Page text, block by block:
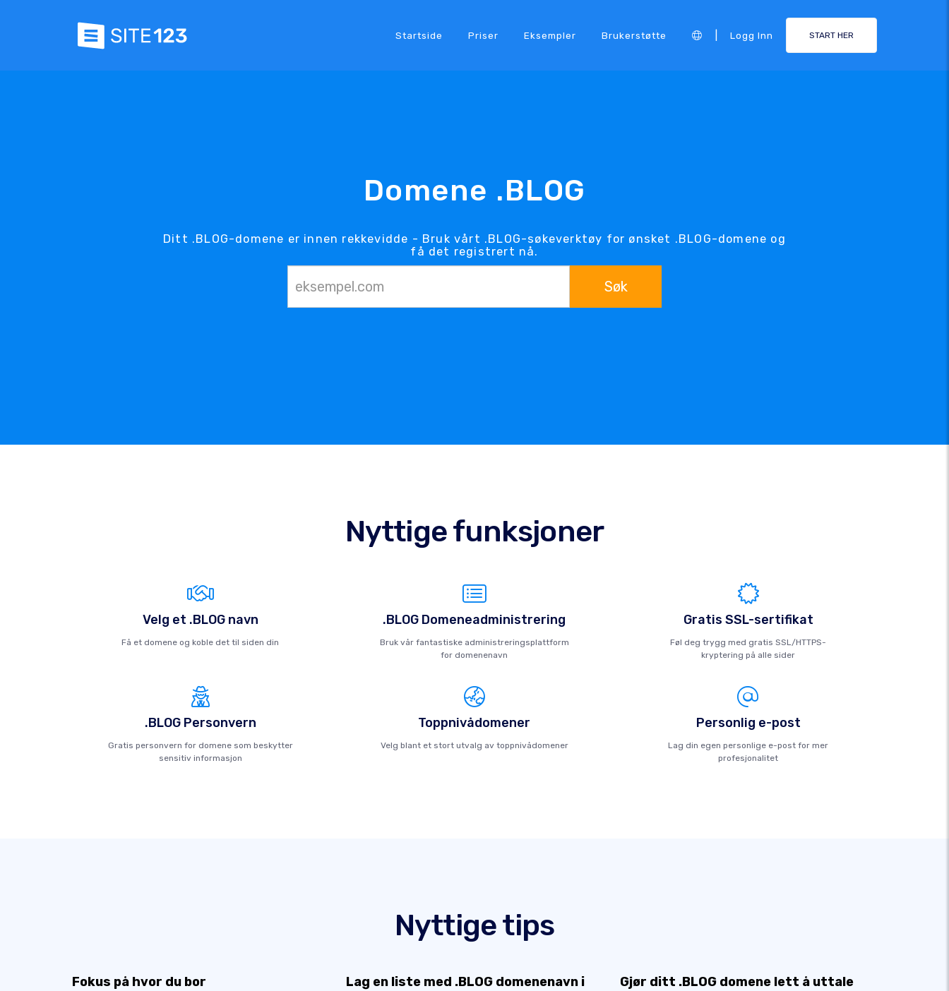
Startside Priser Eksempler Brukerstøtte Logg Inn START HER
Domene .BLOG
Ditt .BLOG-domene er innen rekkevidde - Bruk vårt .BLOG-søkeverktøy for ønsket .BLOG-domene og
få det registrert nå.
Søk
Nyttige funksjoner
Velg et .BLOG navn
Få et domene og koble det til siden din
.BLOG Domeneadministrering
Bruk vår fantastiske administreringsplattform
for domenenavn
Gratis SSL-sertifikat
Føl deg trygg med gratis SSL/HTTPS-
kryptering på alle sider
.BLOG Personvern
Gratis personvern for domene som beskytter
sensitiv informasjon
Toppnivådomener
Velg blant et stort utvalg av toppnivådomener
Personlig e-post
Lag din egen personlige e-post for mer
profesjonalitet
Nyttige tips
Fokus på hvor du bor
Lag en liste med .BLOG domenenavn i
Gjør ditt .BLOG domene lett å uttale